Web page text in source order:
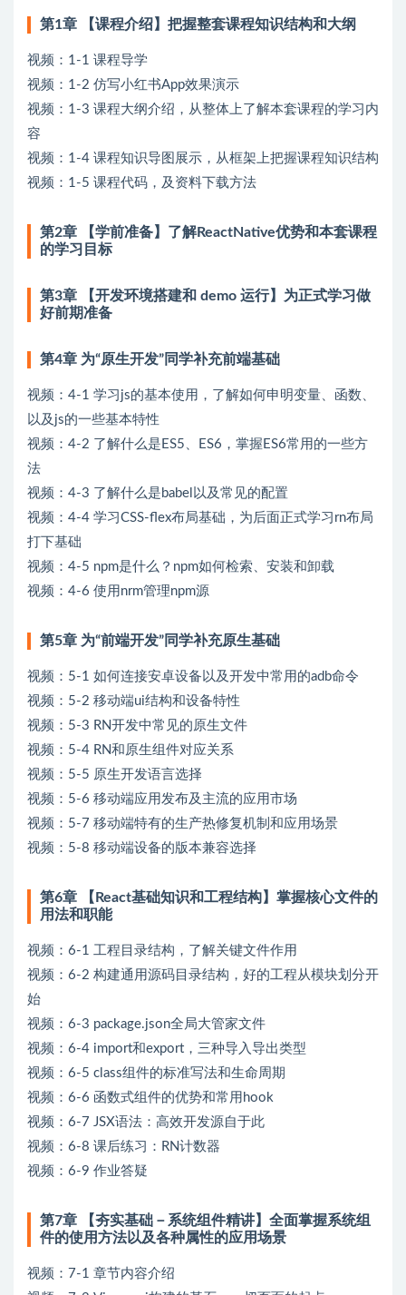
第1章 【课程介绍】把握整套课程知识结构和大纲
视频：1-1 课程导学
视频：1-2 仿写小红书App效果演示
视频：1-3 课程大纲介绍，从整体上了解本套课程的学习内
容
视频：1-4 课程知识导图展示，从框架上把握课程知识结构
视频：1-5 课程代码，及资料下载方法
第2章 【学前准备】了解ReactNative优势和本套课程
的学习目标
第3章 【开发环境搭建和 demo 运行】为正式学习做
好前期准备
第4章 为“原生开发”同学补充前端基础
视频：4-1 学习js的基本使用，了解如何申明变量、函数、
以及js的一些基本特性
视频：4-2 了解什么是ES5、ES6，掌握ES6常用的一些方
法
视频：4-3 了解什么是babel以及常见的配置
视频：4-4 学习CSS-flex布局基础，为后面正式学习rn布局
打下基础
视频：4-5 npm是什么？npm如何检索、安装和卸载
视频：4-6 使用nrm管理npm源
第5章 为“前端开发”同学补充原生基础
视频：5-1 如何连接安卓设备以及开发中常用的adb命令
视频：5-2 移动端ui结构和设备特性
视频：5-3 RN开发中常见的原生文件
视频：5-4 RN和原生组件对应关系
视频：5-5 原生开发语言选择
视频：5-6 移动端应用发布及主流的应用市场
视频：5-7 移动端特有的生产热修复机制和应用场景
视频：5-8 移动端设备的版本兼容选择
第6章 【React基础知识和工程结构】掌握核心文件的
用法和职能
视频：6-1 工程目录结构，了解关键文件作用
视频：6-2 构建通用源码目录结构，好的工程从模块划分开
始
视频：6-3 package.json全局大管家文件
视频：6-4 import和export，三种导入导出类型
视频：6-5 class组件的标准写法和生命周期
视频：6-6 函数式组件的优势和常用hook
视频：6-7 JSX语法：高效开发源自于此
视频：6-8 课后练习：RN计数器
视频：6-9 作业答疑
第7章 【夯实基础－系统组件精讲】全面掌握系统组
件的使用方法以及各种属性的应用场景
视频：7-1 章节内容介绍